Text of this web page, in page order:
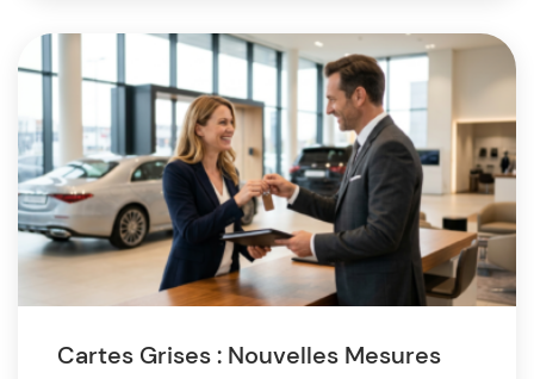
Cartes Grises : Nouvelles Mesures